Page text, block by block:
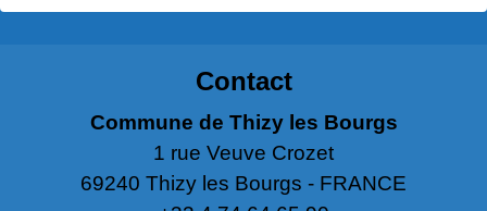
Contact
Commune de Thizy les Bourgs
1 rue Veuve Crozet
69240 Thizy les Bourgs - FRANCE